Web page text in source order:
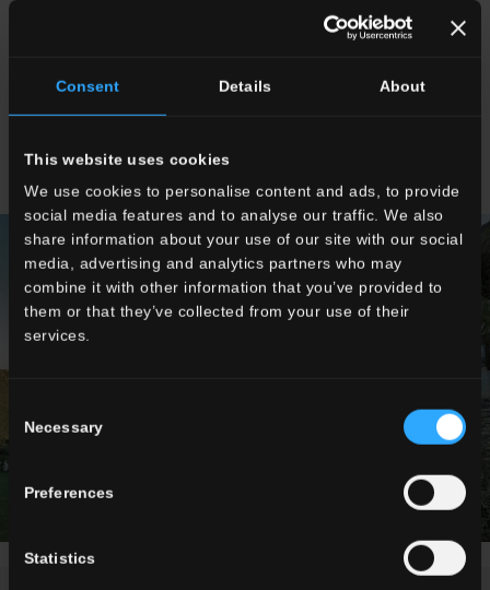
Consent Details About
This website uses cookies
We use cookies to personalise content and ads, to provide
social media features and to analyse our traffic. We also
share information about your use of our site with our social
media, advertising and analytics partners who may
combine it with other information that you’ve provided to
them or that they’ve collected from your use of their
services.
Selection
Necessary
Preferences
Statistics
deviennent également une source d'inspiration pour
l'architecture avec ses grandes terrasses qui surplombe le lac. Ici
en pleine masse qui évoque la pierre naturelle et qui trouve sa